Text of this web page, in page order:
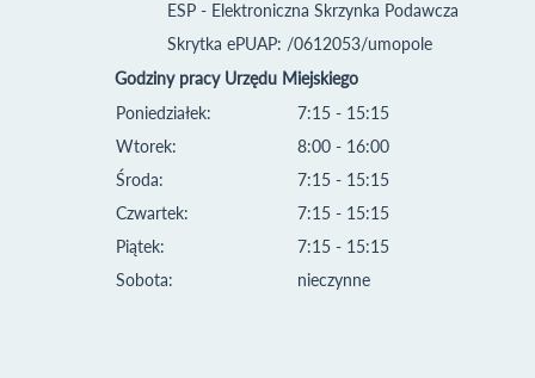
ESP - Elektroniczna Skrzynka Podawcza
Skrytka ePUAP: /0612053/umopole
Godziny pracy Urzędu Miejskiego
Poniedziałek:
Wtorek:
Środa:
Czwartek:
Piątek:
Sobota:
7:15 - 15:15
8:00 - 16:00
7:15 - 15:15
7:15 - 15:15
7:15 - 15:15
nieczynne